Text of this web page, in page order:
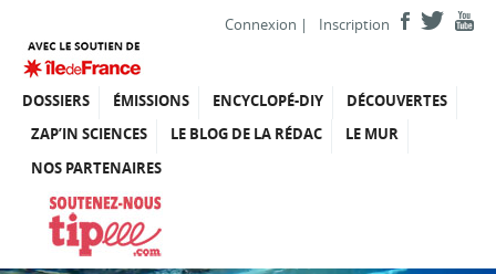
Connexion | Inscription
DOSSIERS ÉMISSIONS ENCYCLOPÉ-DIY
DÉCOUVERTES
ZAP’IN SCIENCES
LE BLOG DE LA RÉDAC
LE MUR
NOS PARTENAIRES